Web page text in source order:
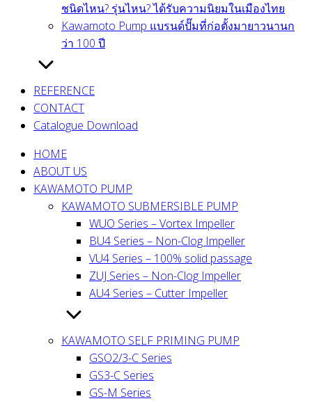
ชนิดไหน? รุ่นไหน? ได้รับความนิยมในเมืองไทย
Kawamoto Pump แบรนด์ปั๊มที่ก่อตั้งมายาวนานก
ว่า 100 ปี
REFERENCE
CONTACT
Catalogue Download
HOME
ABOUT US
KAWAMOTO PUMP
KAWAMOTO SUBMERSIBLE PUMP
WUO Series – Vortex Impeller
BU4 Series – Non-Clog Impeller
VU4 Series – 100% solid passage
ZUJ Series – Non-Clog Impeller
AU4 Series – Cutter Impeller
KAWAMOTO SELF PRIMING PUMP
GSO2/3-C Series
GS3-C Series
GS-M Series